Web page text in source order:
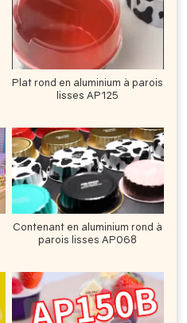
Plat rond en aluminium à parois
lisses AP125
Contenant en aluminium rond à
parois lisses AP068